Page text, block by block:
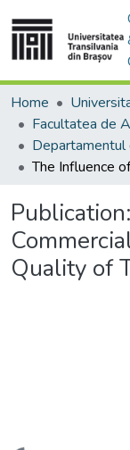
Home
Publication:
Quality of